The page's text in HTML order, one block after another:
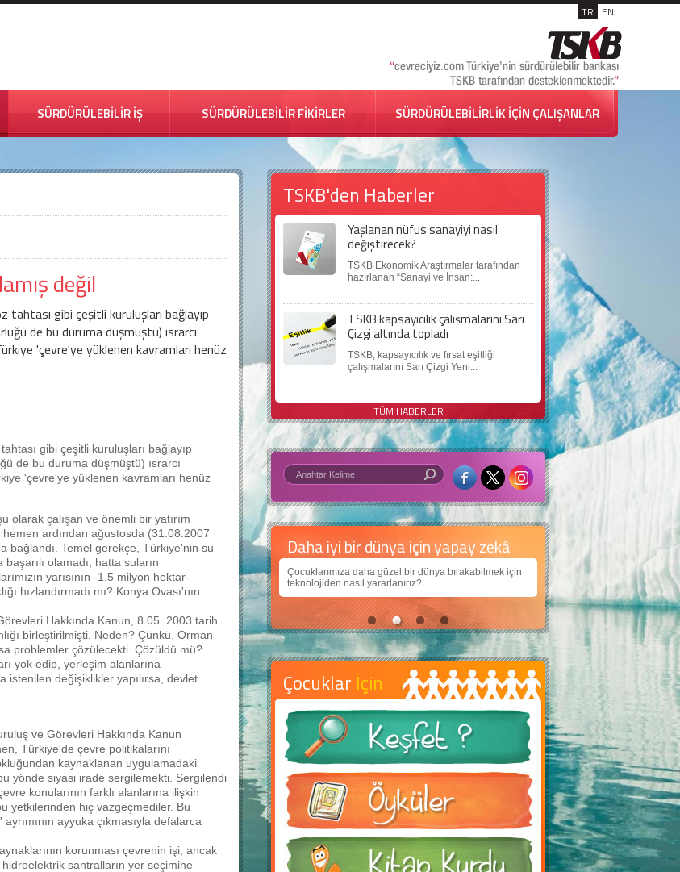
TR EN
SÜRDÜRÜLEBİLİR İŞ SÜRDÜRÜLEBİLİR FİKİRLER SÜRDÜRÜLEBİLİRLİK İÇİN ÇALIŞANLAR
değil
tahtası gibi çeşitli kuruluşları bağlayıp
de bu duruma düşmüştü) ısrarcı
'çevre'ye yüklenen kavramları henüz
gibi çeşitli kuruluşları bağlayıp
de bu duruma düşmüştü) ısrarcı
'çevre'ye yüklenen kavramları henüz
olarak çalışan ve önemli bir yatırım
ardından ağustosda (31.08.2007
bağlandı. Temel gerekçe, Türkiye'nin su
olamadı, hatta suların
yarısının -1.5 milyon hektar-
hızlandırmadı mı? Konya Ovası'nın
Hakkında Kanun, 8.05. 2003 tarih
birleştirilmişti. Neden? Çünkü, Orman
problemler çözülecekti. Çözüldü mü?
yok edip, yerleşim alanlarına
istenilen değişiklikler yapılırsa, devlet
ve Görevleri Hakkında Kanun
Türkiye'de çevre politikalarını
kaynaklanan uygulamadaki
yönde siyasi irade sergilemekti. Sergilendi
konularının farklı alanlarına ilişkin
yetkilerinden hiç vazgeçmediler. Bu
ayyuka çıkmasıyla defalarca
korunması çevrenin işi, ancak
santralların yer seçimine
TSKB'den Haberler
Yaşlanan nüfus sanayiyi nasıl
değiştirecek?
TSKB Ekonomik Araştırmalar tarafından
hazırlanan “Sanayi ve İnsan:...
TSKB kapsayıcılık çalışmalarını Sarı
Çizgi altında topladı
TSKB, kapsayıcılık ve fırsat eşitliği
çalışmalarını Sarı Çizgi Yeni...
TÜM HABERLER
Çevre için 5 basit öneri
Çevreci yaklaşımlar
sayesinde dünyanın daha iyi bir
yer halini alması mümkün.
Daha iyi bir dünya için yapay zekâ
Çocuklarımıza daha güzel bir dünya bırakabilmek için
teknolojiden nasıl yararlanırız?
Çocuklar İçin